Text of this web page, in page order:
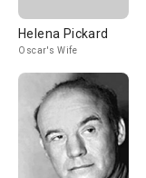
Helena Pickard
Oscar's Wife